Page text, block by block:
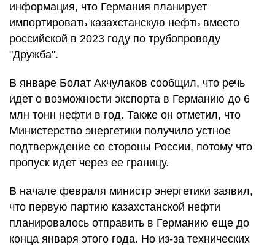
информация, что Германия планирует
импортировать казахстанскую нефть вместо
российской в 2023 году по трубопроводу
"Дружба".
В январе Болат Акчулаков сообщил, что речь
идет о возможности экспорта в Германию до 6
млн тонн нефти в год. Также он отметил, что
Министерство энергетики получило устное
подтверждение со стороны России, потому что
пропуск идет через ее границу.
В начале февраля министр энергетики заявил,
что первую партию казахстанской нефти
планировалось отправить в Германию еще до
конца января этого года. Но из-за технических